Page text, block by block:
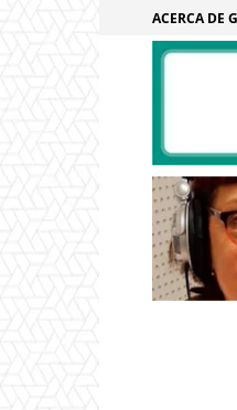
ACERCA DE